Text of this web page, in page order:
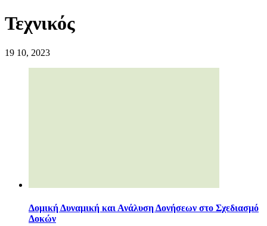
Τεχνικός
19 10, 2023
Δομική Δυναμική και Ανάλυση Δονήσεων στο Σχεδιασμό
Δοκών